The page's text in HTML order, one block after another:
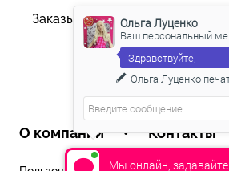
Заказывайте у лидеров
О компании • Контакты
Мы онлайн,
Ольга Луценко
Ваш персональный
Здравствуйте, !
Ольга Луценко